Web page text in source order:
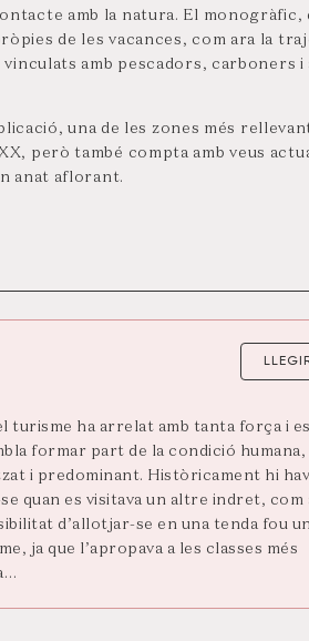
amb la natura. El monogràfic,
de les vacances, com ara la
amb pescadors, carboners i
una de les zones més
però també compta amb veus
anat aflorant.
turisme ha arrelat amb tanta força i
formar part de la condició
i predominant. Històricament hi
quan es visitava un altre indret, com
d’allotjar-se en una tenda fou
ja que l’apropava a les classes més